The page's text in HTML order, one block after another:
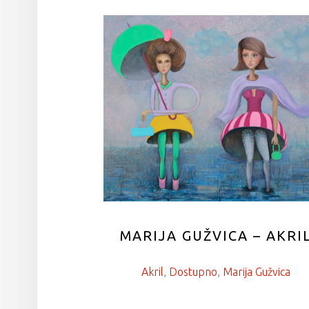
MARIJA GUŽVICA –
Akril, Dostupno, Marija Gužvica